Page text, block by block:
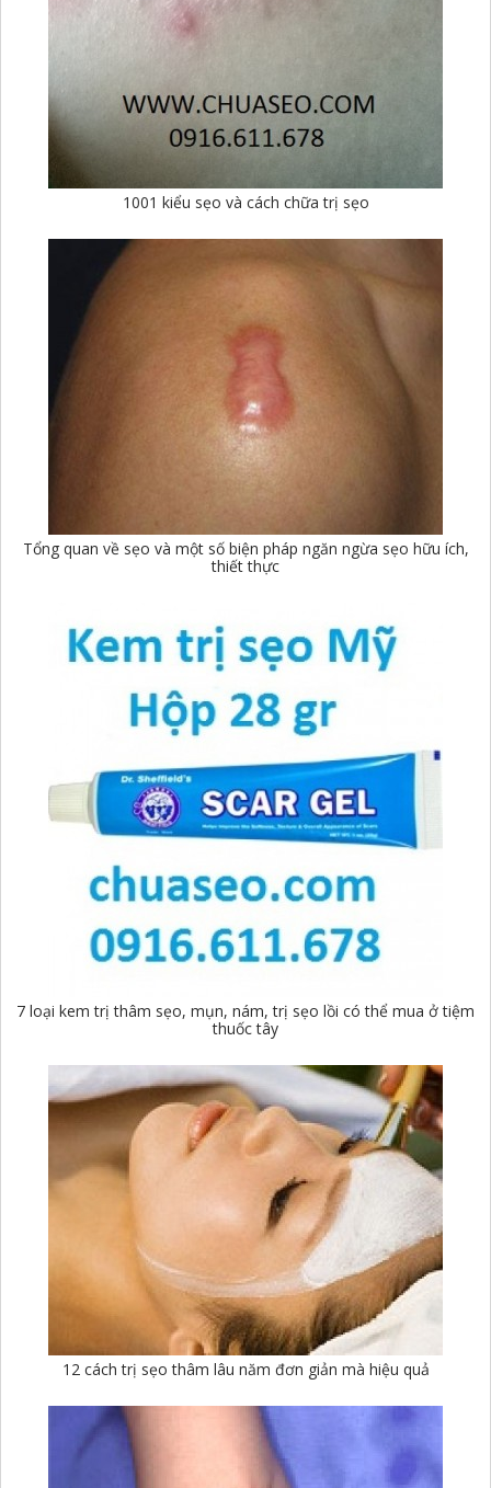
1001 kiểu sẹo và cách chữa trị sẹo
Tổng quan về sẹo và một số biện pháp ngăn ngừa sẹo hữu ích,
thiết thực
7 loại kem trị thâm sẹo, mụn, nám, trị sẹo lồi có thể mua ở tiệm
thuốc tây
12 cách trị sẹo thâm lâu năm đơn giản mà hiệu quả